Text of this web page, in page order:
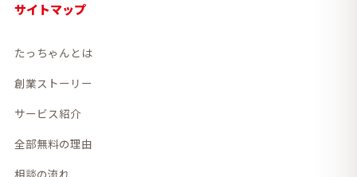
サイトマップ
たっちゃんとは
創業ストーリー
サービス紹介
全部無料の理由